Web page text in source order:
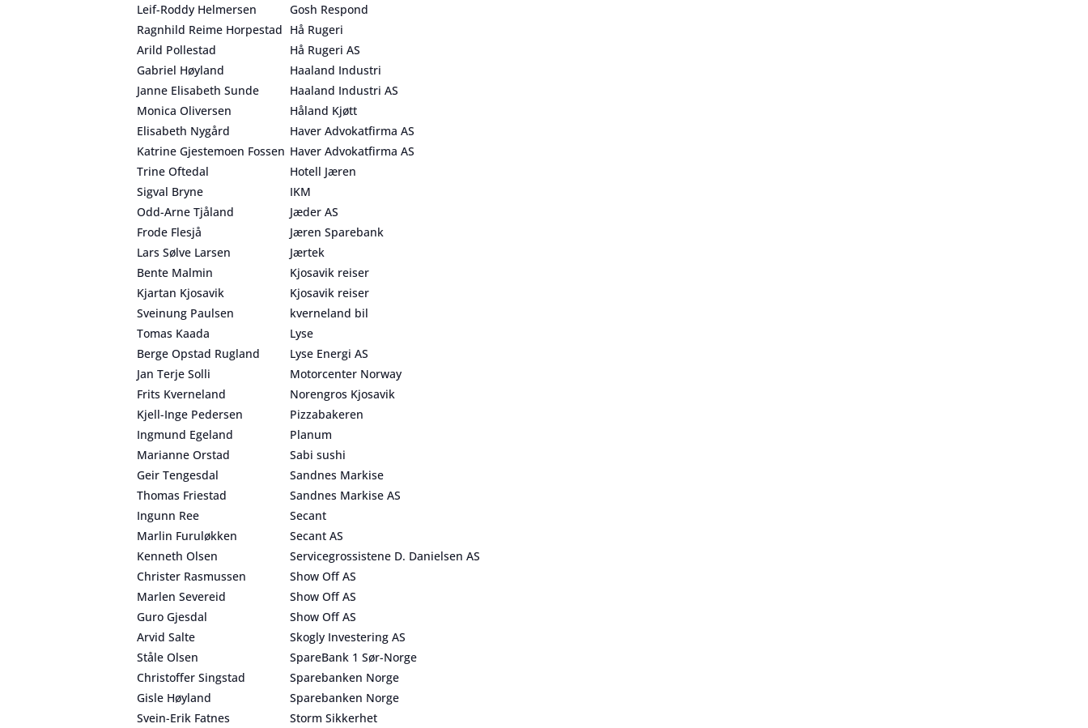
Leif-Roddy Helmersen
Gosh Respond
Ragnhild Reime Horpestad Hå Rugeri
Arild Pollestad
Hå Rugeri AS
Gabriel Høyland
Haaland Industri
Janne Elisabeth Sunde
Haaland Industri AS
Monica Oliversen
Håland Kjøtt
Elisabeth Nygård
Haver Advokatfirma AS
Katrine Gjestemoen Fossen Haver Advokatfirma AS
Trine Oftedal
Hotell Jæren
Sigval Bryne
IKM
Odd-Arne Tjåland
Jæder AS
Frode Flesjå
Jæren Sparebank
Lars Sølve Larsen
Jærtek
Bente Malmin
Kjosavik reiser
Kjartan Kjosavik
Kjosavik reiser
Sveinung Paulsen
kverneland bil
Tomas Kaada
Lyse
Berge Opstad Rugland
Lyse Energi AS
Jan Terje Solli
Motorcenter Norway
Frits Kverneland
Norengros Kjosavik
Kjell-Inge Pedersen
Pizzabakeren
Ingmund Egeland
Planum
Marianne Orstad
Sabi sushi
Geir Tengesdal
Sandnes Markise
Thomas Friestad
Sandnes Markise AS
Ingunn Ree
Secant
Marlin Furuløkken
Secant AS
Kenneth Olsen
Servicegrossistene D. Danielsen AS
Christer Rasmussen
Show Off AS
Marlen Severeid
Show Off AS
Guro Gjesdal
Show Off AS
Arvid Salte
Skogly Investering AS
Ståle Olsen
SpareBank 1 Sør-Norge
Christoffer Singstad
Sparebanken Norge
Gisle Høyland
Sparebanken Norge
Svein-Erik Fatnes
Storm Sikkerhet